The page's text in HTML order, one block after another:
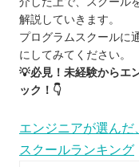
解説していきます。
プログラムスクールに
にしてみてください。
💡必見！未経験からエ
ック！👇
エンジニアが選ん
スクールランキング